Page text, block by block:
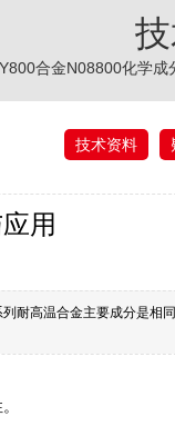
合金N08800化学成
技术资料
用
耐高温合金主要成分是相